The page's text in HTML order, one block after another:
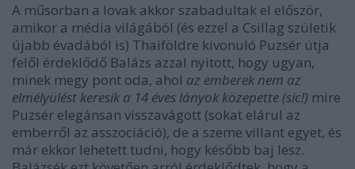
A műsorban a lovak akkor szabadultak el először,
amikor a média világából (és ezzel a Csillag születik
újabb évadából is) Thaiföldre kivonuló Puzsér útja
felől érdeklődő Balázs azzal nyitott, hogy ugyan,
minek megy pont oda, ahol az emberek nem az
elmélyülést keresik a 14 éves lányok közepette (sic!) mire
Puzsér elegánsan visszavágott (sokat elárul az
emberről az asszociáció), de a szeme villant egyet, és
már ekkor lehetett tudni, hogy később baj lesz.